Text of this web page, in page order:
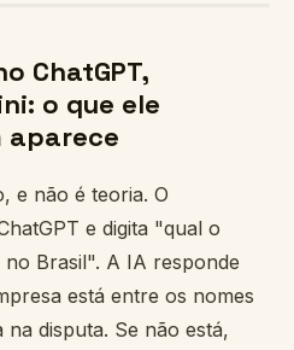
ChatGPT,
o que ele
aparece
e não é teoria. O
e digita "qual o
Brasil". A IA responde
está entre os nomes
disputa. Se não está,